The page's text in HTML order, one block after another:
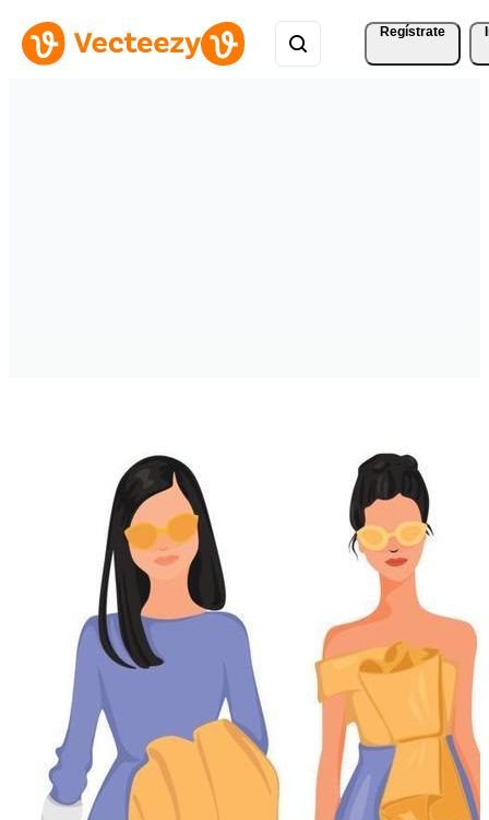
Regístrate